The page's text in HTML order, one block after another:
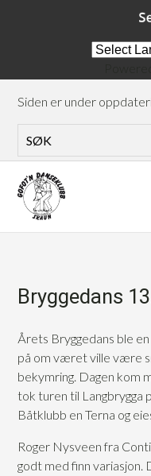
Siden er under
Bryggedans
Årets Bryggedans ble
på om været ville være
bekymring. Dagen kom
tok turen til Langbrygga
Båtklubb en Terna og
Roger Nysveen fra
godt med finn variasjon.